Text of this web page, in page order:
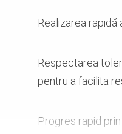
secțiunea
Realizarea
Respectarea
pentru a facilita
Progres rapid